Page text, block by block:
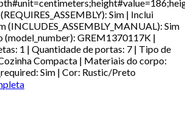
Sim | Inclui
(INCLUDES_ASSEMBLY_MANUAL): Sim
(model_number): GREM1370117K |
1 | Quantidade de portas: 7 | Tipo de
Compacta | Materiais do corpo:
Sim | Cor: Rustic/Preto